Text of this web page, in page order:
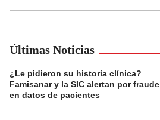
Últimas Noticias
¿Le pidieron su historia clínica?
Famisanar y la SIC alertan por fraude
en datos de pacientes